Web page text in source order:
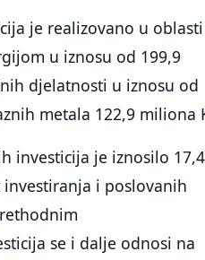
je realizovano u oblasti
u iznosu od 199,9
djelatnosti u iznosu od
metala 122,9 miliona
investicija je iznosilo
i poslovanih
se i dalje odnosi na